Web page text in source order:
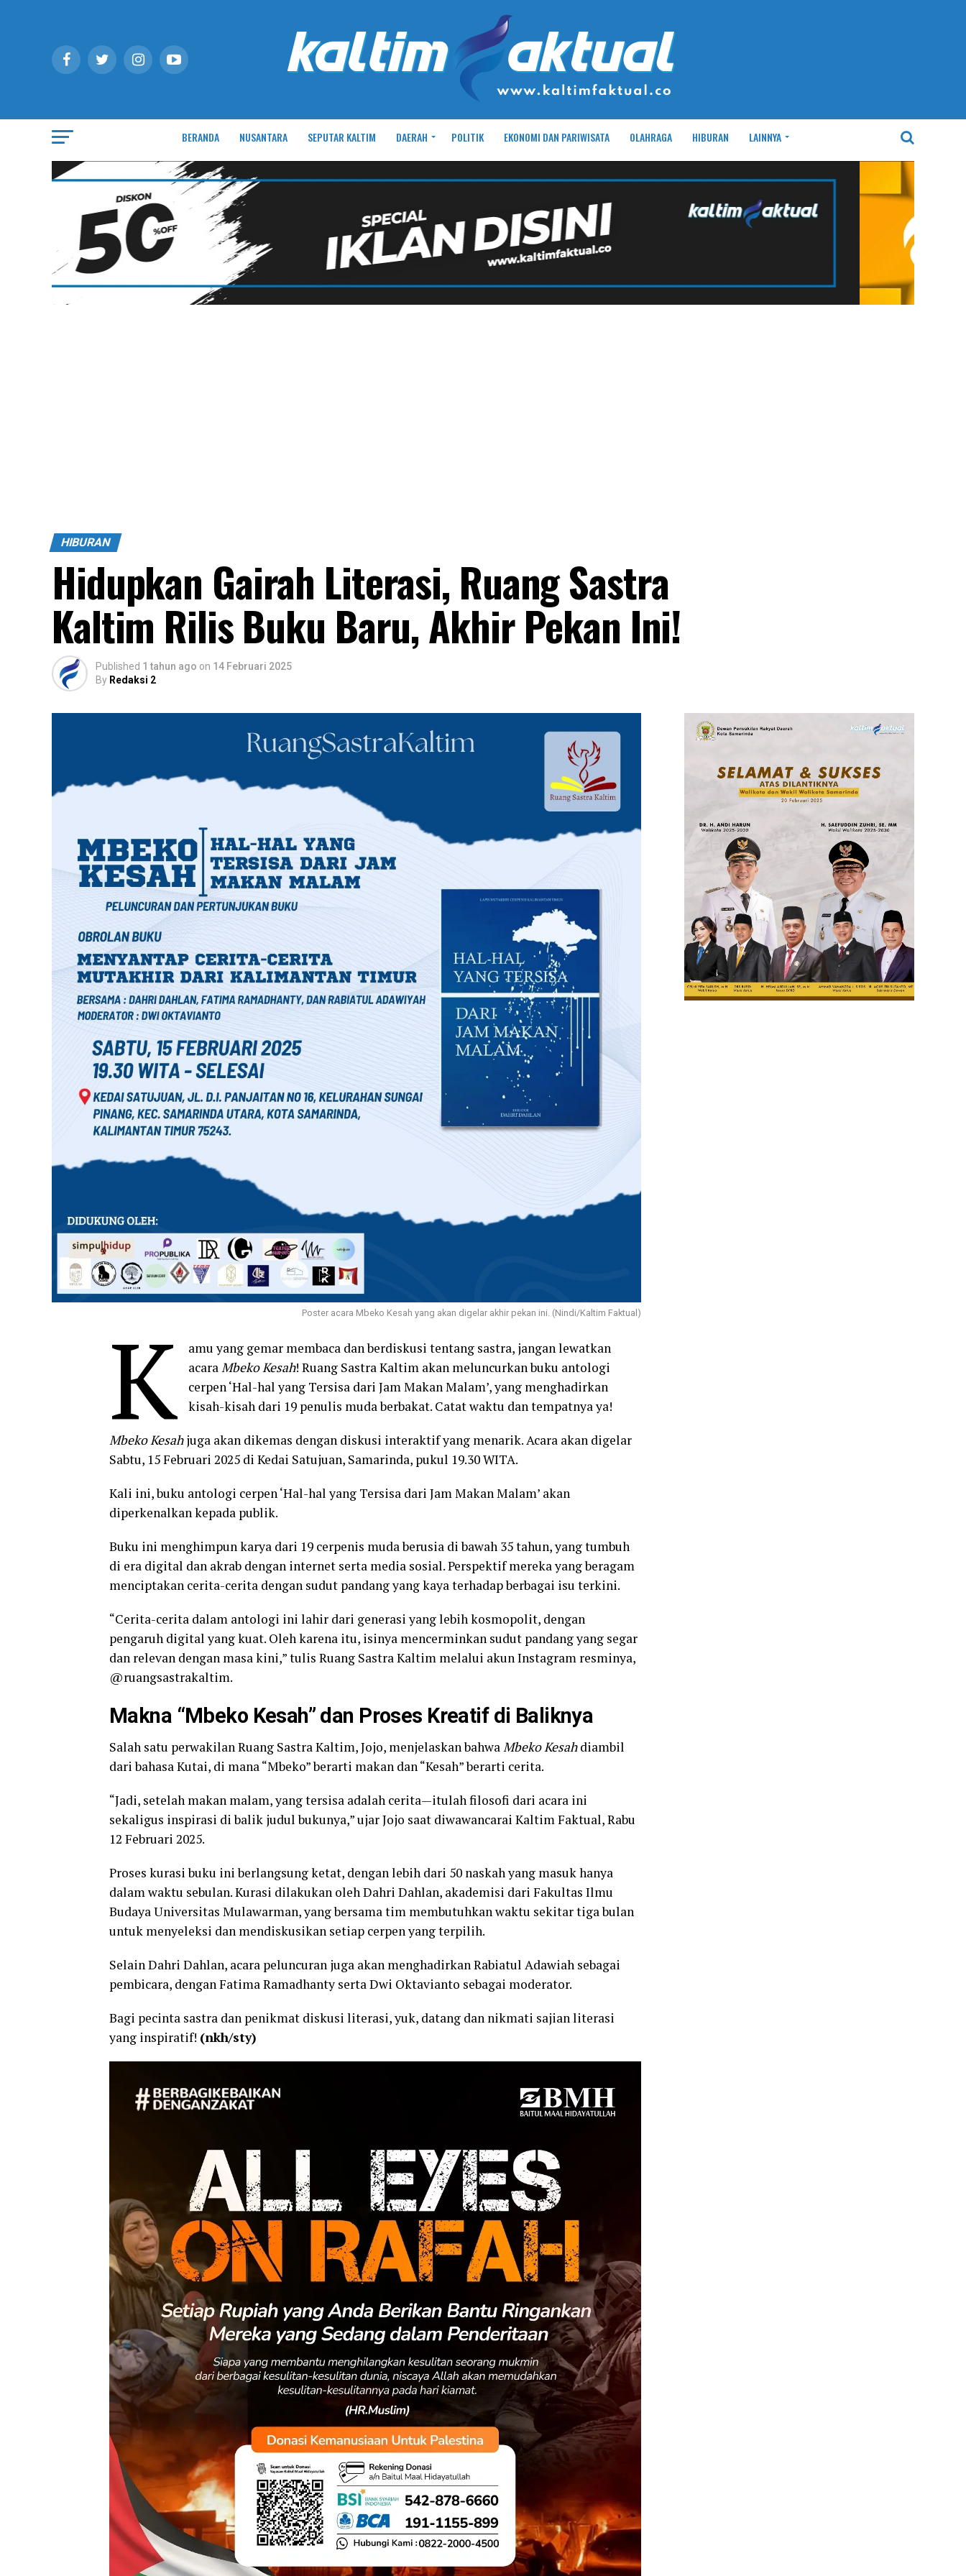
BERANDA NUSANTARA SEPUTAR KALTIM DAERAH POLITIK EKONOMI DAN PARIWISATA OLAHRAGA HIBURAN LAINNYA
HIBURAN
Hidupkan Gairah Literasi, Ruang Sastra
Kaltim Rilis Buku Baru, Akhir Pekan Ini!
Published 1 tahun ago on 14 Februari 2025
By Redaksi 2
Poster acara Mbeko Kesah yang akan digelar akhir pekan ini. (Nindi/Kaltim Faktual)
K
amu yang gemar membaca dan berdiskusi tentang sastra, jangan lewatkan
acaraMbeko Kesah! Ruang Sastra Kaltim akan meluncurkan buku antologi
cerpen ‘Hal-hal yang Tersisa dari Jam Makan Malam’, yang menghadirkan
kisah-kisah dari 19 penulis muda berbakat. Catat waktu dan tempatnya ya!
Mbeko Kesahjuga akan dikemas dengan diskusi interaktif yang menarik. Acara akan digelar
Sabtu, 15 Februari 2025 di Kedai Satujuan, Samarinda, pukul 19.30 WITA.
Kali ini, buku antologi cerpen ‘Hal-hal yang Tersisa dari Jam Makan Malam’ akan
diperkenalkan kepada publik.
Buku ini menghimpun karya dari 19 cerpenis muda berusia di bawah 35 tahun, yang tumbuh
di era digital dan akrab dengan internet serta media sosial. Perspektif mereka yang beragam
menciptakan cerita-cerita dengan sudut pandang yang kaya terhadap berbagai isu terkini.
“Cerita-cerita dalam antologi ini lahir dari generasi yang lebih kosmopolit, dengan
pengaruh digital yang kuat. Oleh karena itu, isinya mencerminkan sudut pandang yang segar
dan relevan dengan masa kini,” tulis Ruang Sastra Kaltim melalui akun Instagram resminya,
@ruangsastrakaltim.
Makna “Mbeko Kesah” dan Proses Kreatif di Baliknya
Salah satu perwakilan Ruang Sastra Kaltim, Jojo, menjelaskan bahwaMbeko Kesahdiambil
dari bahasa Kutai, di mana “Mbeko” berarti makan dan “Kesah” berarti cerita.
“Jadi, setelah makan malam, yang tersisa adalah cerita—itulah filosofi dari acara ini
sekaligus inspirasi di balik judul bukunya,” ujar Jojo saat diwawancarai Kaltim Faktual, Rabu
12 Februari 2025.
Proses kurasi buku ini berlangsung ketat, dengan lebih dari 50 naskah yang masuk hanya
dalam waktu sebulan. Kurasi dilakukan oleh Dahri Dahlan, akademisi dari Fakultas Ilmu
Budaya Universitas Mulawarman, yang bersama tim membutuhkan waktu sekitar tiga bulan
untuk menyeleksi dan mendiskusikan setiap cerpen yang terpilih.
Selain Dahri Dahlan, acara peluncuran juga akan menghadirkan Rabiatul Adawiah sebagai
pembicara, dengan Fatima Ramadhanty serta Dwi Oktavianto sebagai moderator.
Bagi pecinta sastra dan penikmat diskusi literasi, yuk, datang dan nikmati sajian literasi
yang inspiratif! (nkh/sty)